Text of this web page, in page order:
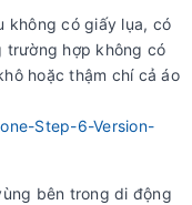
không có giấy lụa, có
trường hợp không có
hoặc thậm chí cả áo
bên trong di động